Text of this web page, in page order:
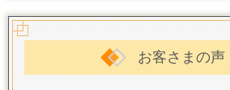
お客さまの声